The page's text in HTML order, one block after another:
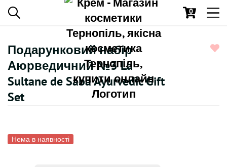
0
Подарунковий набір
Аюрведичний №3 La
Sultane de Saba Ayurvedic Gift
Set
Нема в наявності